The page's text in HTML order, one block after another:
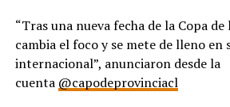
“Tras una nueva fecha de la Copa de
cambia el foco y se mete de lleno
internacional”, anunciaron desde la
cuenta @capodeprovinciacl